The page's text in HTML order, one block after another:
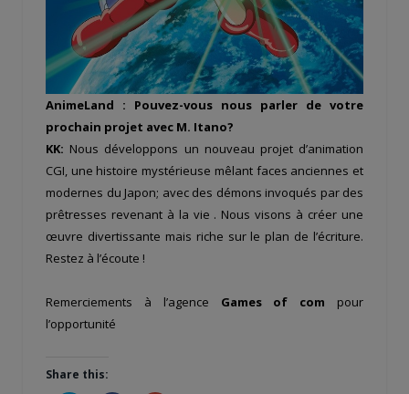
AnimeLand : Pouvez-vous nous parler de votre
prochain projet avec M. Itano?
KK: Nous développons un nouveau projet d’animation
CGI, une histoire mystérieuse mêlant faces anciennes et
modernes du Japon; avec des démons invoqués par des
prêtresses revenant à la vie . Nous visons à créer une
œuvre divertissante mais riche sur le plan de l’écriture.
Restez à l’écoute !
Remerciements à l’agence Games of com pour
l’opportunité
Share this: